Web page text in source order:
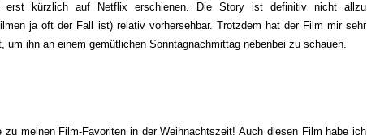
erst kürzlich auf Netflix erschienen. Die Story ist definitiv nicht allzu
ja oft der Fall ist) relativ vorhersehbar. Trotzdem hat der Film mir sehr
ihn an einem gemütlichen Sonntagnachmittag nebenbei zu schauen.
zu meinen Film-Favoriten in der Weihnachtszeit! Auch diesen Film habe ich